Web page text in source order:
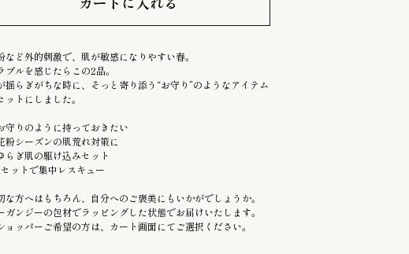
など外的刺激で、肌が敏感になりやすい春。
ブルを感じたらこの2品。
揺らぎがちな時に、そっと寄り添う“お守り”のようなアイテム
ットにしました。
りのように持っておきたい
シーズンの肌荒れ対策に
ぎ肌の駆け込みセット
ットで集中レスキュー
な方へはもちろん、自分へのご褒美にもいかがでしょうか。
ガンジーの包材でラッピングした状態でお届けいたします。
ッパーご希望の方は、カート画面にてご選択ください。